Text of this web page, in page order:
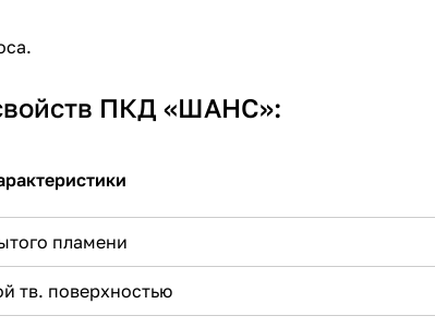
ПКД «ШАНС»:
пламени
тв. поверхностью